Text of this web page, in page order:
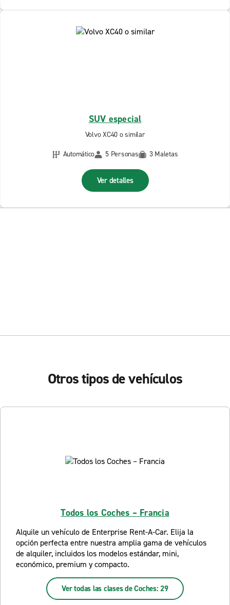
SUV especial
Volvo XC40 o similar
Automático
5 Personas 3 Maletas
Ver detalles
Otros tipos de vehículos
Todos los Coches – Francia
Alquile un vehículo de Enterprise Rent-A-Car. Elija la
opción perfecta entre nuestra amplia gama de vehículos
de alquiler, incluidos los modelos estándar, mini,
económico, premium y compacto.
Ver todas las clases de Coches: 29